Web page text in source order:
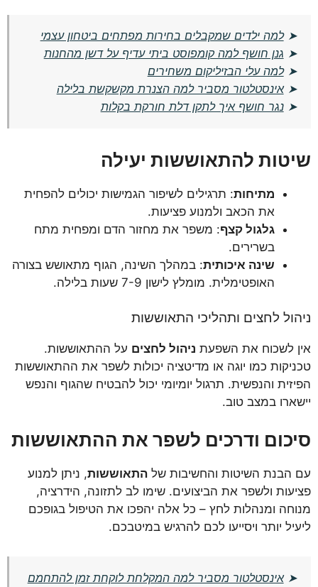
➤למה ילדים שמקבלים בחירות מפתחים ביטחון עצמי
➤ גנן חושף למה קומפוסט ביתי עדיף על דשן מהחנות
➤למה עלי הבזיליקום משחירים
➤אינסטלטור מסביר למה הצנרת מקשקשת בלילה
➤נגר חושף איך לתקן דלת חורקת בקלות
שיטות להתאוששות יעילה
מתיחות: תרגילים לשיפור הגמישות יכולים להפחית
את הכאב ולמנוע פציעות.
גלגול קצף: משפר את מחזור הדם ומפחית מתח
בשרירים.
שינה איכותית: במהלך השינה, הגוף מתאושש בצורה
האופטימלית. מומלץ לישון 7-9 שעות בלילה.
ניהול לחצים ותהליכי התאוששות
אין לשכוח את השפעת ניהול לחצים על ההתאוששות.
טכניקות כמו יוגה או מדיטציה יכולות לשפר את ההתאוששות
הפיזית והנפשית. תרגול יומיומי יכול להבטיח שהגוף והנפש
יישארו במצב טוב.
סיכום ודרכים לשפר את ההתאוששות
עם הבנת השיטות והחשיבות של התאוששות, ניתן למנוע
פציעות ולשפר את הביצועים. שימו לב לתזונה, הידרציה,
מנוחה ומנהלות לחץ – כל אלה יהפכו את הטיפול בגופכם
ליעיל יותר ויסייעו לכם להרגיש במיטבכם.
➤אינסטלטור מסביר למה המקלחת לוקחת זמן להתחמם